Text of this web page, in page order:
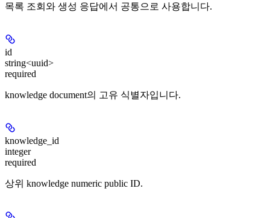
목록 조회와 생성 응답에서 공통으로 사용합니다.
id
string<uuid>
required
knowledge document의 고유 식별자입니다.
knowledge_id
integer
required
상위 knowledge numeric public ID.